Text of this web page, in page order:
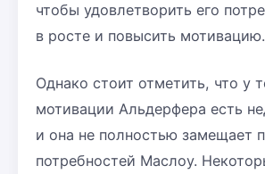
чтобы удовлетворить его
в росте и повысить мотивацию.
Однако стоит отметить, что у
мотивации Альдерфера есть
и она не полностью замещает
потребностей Маслоу.